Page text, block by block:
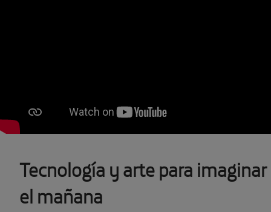
Tecnología y arte para imaginar
el mañana